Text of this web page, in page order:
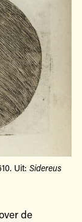
Uit: Sidereus
de